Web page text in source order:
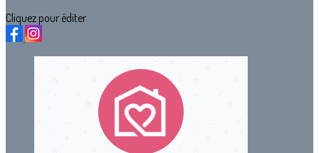
Cliquez pour éditer